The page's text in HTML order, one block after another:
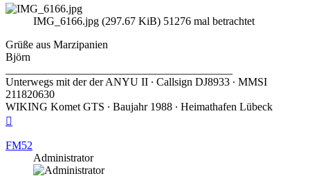
IMG_6166.jpg (297.67 KiB) 51276 mal betrachtet
Grüße aus Marzipanien
Björn
Unterwegs mit der der ANYU II ∙ Callsign DJ8933 ∙ MMSI
211820630
WIKING Komet GTS ∙ Baujahr 1988 ∙ Heimathafen Lübeck
FM52
Administrator